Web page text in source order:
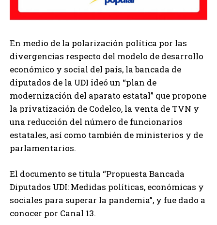
En medio de la polarización política por las
divergencias respecto del modelo de desarrollo
económico y social del país, la bancada de
diputados de la UDI ideó un “plan de
modernización del aparato estatal” que propone
la privatización de Codelco, la venta de TVN y
una reducción del número de funcionarios
estatales, así como también de ministerios y de
parlamentarios.
El documento se titula “Propuesta Bancada
Diputados UDI: Medidas políticas, económicas y
sociales para superar la pandemia”, y fue dado a
conocer por Canal 13.